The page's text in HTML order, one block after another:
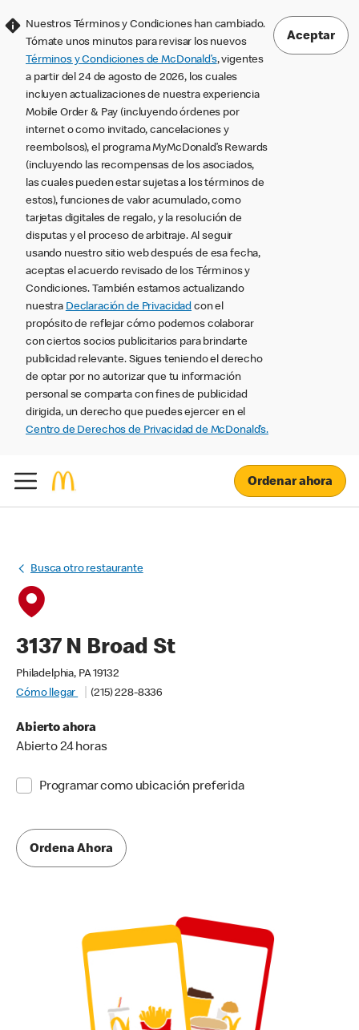
Nuestros Términos y Condiciones han cambiado.
Tómate unos minutos para revisar los nuevos
Términos y Condiciones de McDonald’s, vigentes
a partir del 24 de agosto de 2026, los cuales
incluyen actualizaciones de nuestra experiencia
Mobile Order & Pay (incluyendo órdenes por
internet o como invitado, cancelaciones y
reembolsos), el programa MyMcDonald’s Rewards
(incluyendo las recompensas de los asociados,
las cuales pueden estar sujetas a los términos de
estos), funciones de valor acumulado, como
tarjetas digitales de regalo, y la resolución de
disputas y el proceso de arbitraje. Al seguir
usando nuestro sitio web después de esa fecha,
aceptas el acuerdo revisado de los Términos y
Condiciones. También estamos actualizando
nuestra Declaración de Privacidad con el
propósito de reflejar cómo podemos colaborar
con ciertos socios publicitarios para brindarte
publicidad relevante. Sigues teniendo el derecho
de optar por no autorizar que tu información
personal se comparta con fines de publicidad
dirigida, un derecho que puedes ejercer en el
Centro de Derechos de Privacidad de McDonald’s.
Aceptar
Ordenar ahora
Busca otro restaurante
3137 N Broad St
Philadelphia, PA 19132
Cómo llegar
(215) 228-8336
Abierto ahora
Abierto 24 horas
Programar como ubicación preferida
Ordena Ahora